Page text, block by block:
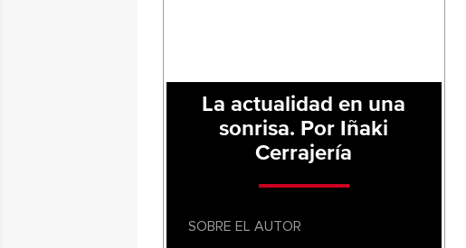
La actualidad en una
sonrisa. Por Iñaki
Cerrajería
SOBRE EL AUTOR